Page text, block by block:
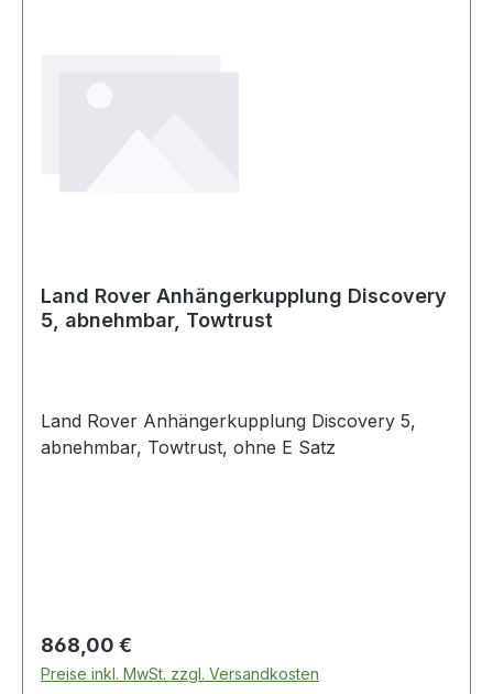
Land Rover Anhängerkupplung Discovery
5, abnehmbar, Towtrust
Land Rover Anhängerkupplung Discovery 5,
abnehmbar, Towtrust, ohne E Satz
Regulärer Preis:
868,00 €
Preise inkl. MwSt. zzgl. Versandkosten